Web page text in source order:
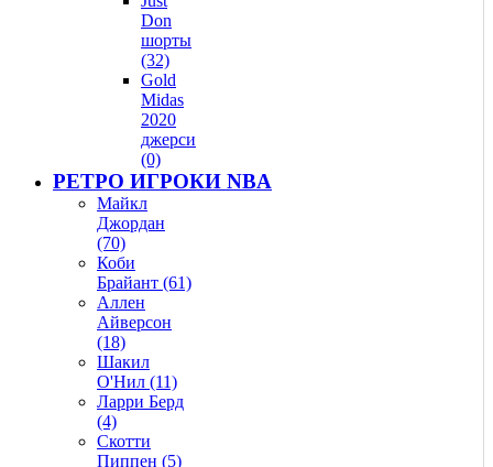
Don
шорты
(32)
Gold
Midas
2020
джерси
(0)
РЕТРО ИГРОКИ NBA
Майкл
Джордан
(70)
Коби
Брайант (61)
Аллен
Айверсон
(18)
Шакил
О'Нил (11)
Ларри Берд
(4)
Скотти
Пиппен (5)